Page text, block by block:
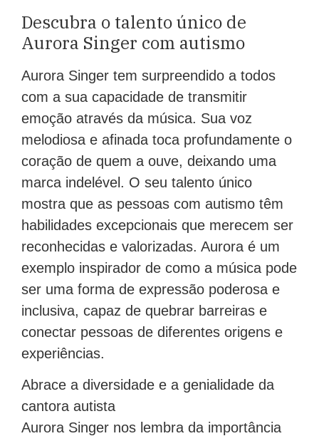
Descubra o talento único de
Aurora Singer com autismo
Aurora Singer tem surpreendido a todos
com a sua capacidade de transmitir
emoção através da música. Sua voz
melodiosa e afinada toca profundamente o
coração de quem a ouve, deixando uma
marca indelével. O seu talento único
mostra que as pessoas com autismo têm
habilidades excepcionais que merecem ser
reconhecidas e valorizadas. Aurora é um
exemplo inspirador de como a música pode
ser uma forma de expressão poderosa e
inclusiva, capaz de quebrar barreiras e
conectar pessoas de diferentes origens e
experiências.
Abrace a diversidade e a genialidade da
cantora autista
Aurora Singer nos lembra da importância